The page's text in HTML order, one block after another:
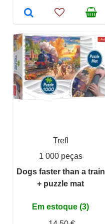
Trefl
1 000 peças
Dogs faster than a train
+ puzzle mat
Em estoque (3)